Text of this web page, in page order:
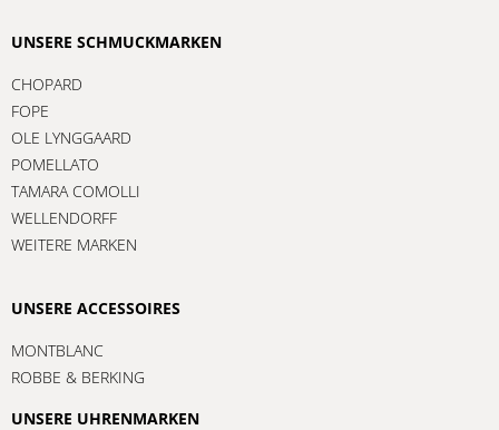
UNSERE SCHMUCKMARKEN
CHOPARD
FOPE
OLE LYNGGAARD
POMELLATO
TAMARA COMOLLI
WELLENDORFF
WEITERE MARKEN
UNSERE ACCESSOIRES
MONTBLANC
ROBBE & BERKING
UNSERE UHRENMARKEN